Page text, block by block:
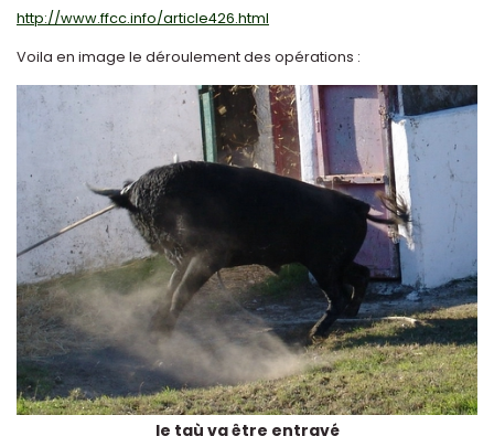
http://www.ffcc.info/article426.html
Voila en image le déroulement des opérations :
le taù va être entravé